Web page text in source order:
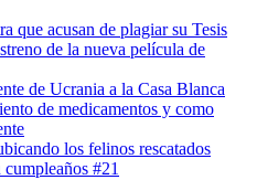
que acusan de plagiar su Tesis
de la nueva película de
de Ucrania a la Casa Blanca
de medicamentos y como
los felinos rescatados
#21